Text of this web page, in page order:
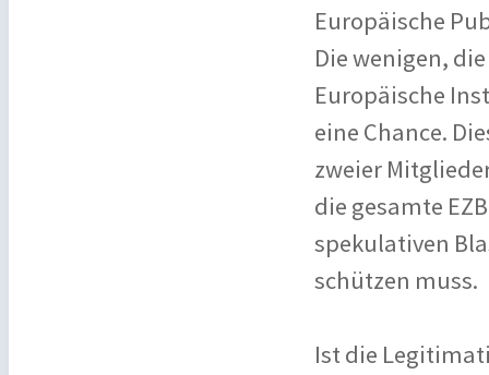
Europäische
Die wenigen,
Europäische
eine Chance.
zweier
die gesamte
spekulativen
schützen muss.
Ist die